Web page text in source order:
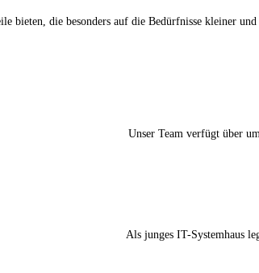
bieten, die besonders auf die Bedürfnisse kleiner
Unser Team verfügt über
Als junges IT-Systemhaus